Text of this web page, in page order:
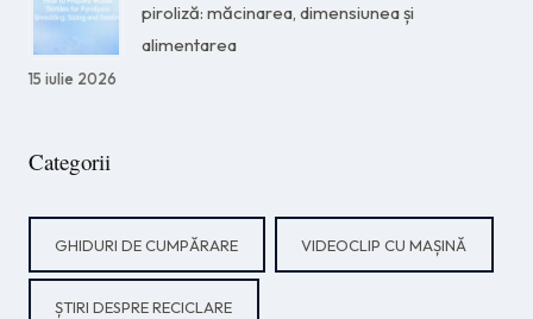
piroliză: măcinarea, dimensiunea și
alimentarea
15 iulie 2026
Categorii
GHIDURI DE CUMPĂRARE VIDEOCLIP CU MAȘINĂ
ȘTIRI DESPRE RECICLARE